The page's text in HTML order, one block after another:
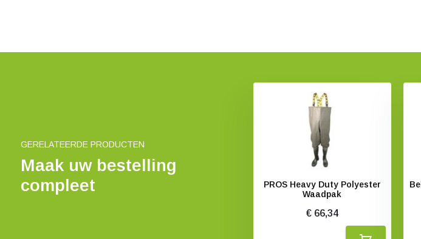
GERELATEERDE PRODUCTEN
Maak uw bestelling
compleet
PROS Heavy Duty Polyester
Waadpak
€ 66,34